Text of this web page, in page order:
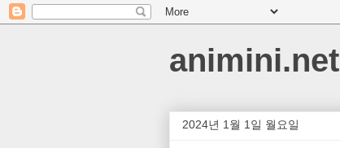
animini.net
2024년 1월 1일 월요일